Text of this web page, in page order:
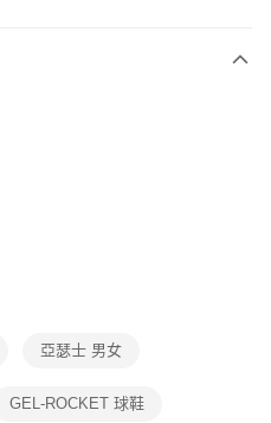
款。
」後，將跳轉至「AFTEE先享後付」
知簡訊。
此簡訊中的連結，可透過四大超商／
，方視為交易完成。
」之結帳頁面顯示為準，若有關於
關疑問，請聯繫「AFTEE先享後付
support/home
之「AFTEE先享後付」服務完成之交
)免運費
)免運費
)免運費
亞瑟士 男女
GEL-ROCKET 球鞋